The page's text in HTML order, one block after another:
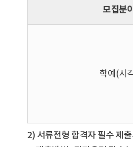
모집분
학예(시
2) 서류전형 합격자 필수 제